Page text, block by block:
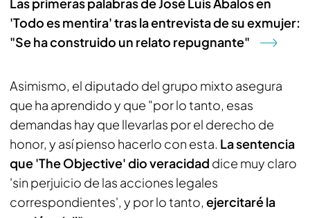
'Todo es mentira' tras la entrevista de su exmujer:
"Se ha construido un relato repugnante"
Asimismo, el diputado del grupo mixto asegura
que ha aprendido y que "por lo tanto, esas
demandas hay que llevarlas por el derecho de
honor, y así pienso hacerlo con esta. La sentencia
que 'The Objective' dio veracidad dice muy claro
'sin perjuicio de las acciones legales
correspondientes', y por lo tanto, ejercitaré la